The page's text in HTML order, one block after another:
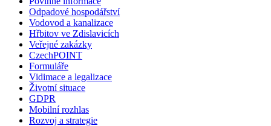
Odpadové hospodářství
Vodovod a kanalizace
Hřbitov ve Zdislavicích
Veřejné zakázky
CzechPOINT
Formuláře
Vidimace a legalizace
Životní situace
GDPR
Mobilní rozhlas
Rozvoj a strategie